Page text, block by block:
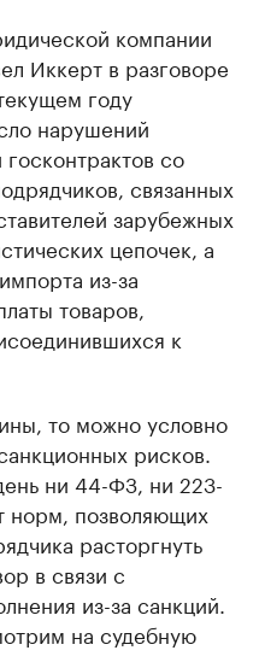
компании
Иккерт в разговоре
году
нарушений
со
связанных
зарубежных
цепочек, а
из-за
товаров,
к
то можно условно
рисков.
ни 44-ФЗ, ни 223-
позволяющих
расторгнуть
в связи с
из-за санкций.
на судебную